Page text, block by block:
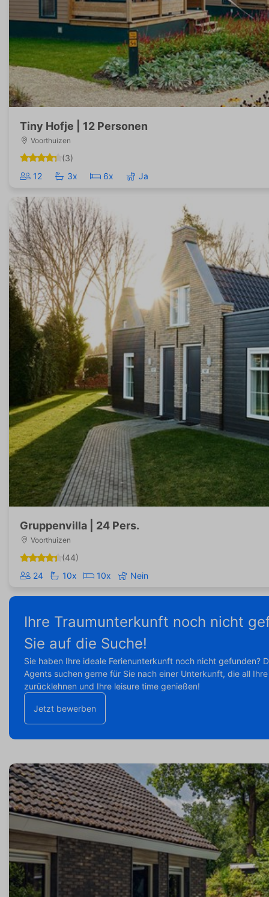
Tiny Hofje | 12 Personen
Voorthuizen
(3)
12
3x 6x Ja
Gruppenvilla | 24 Pers.
Voorthuizen
(44)
24
10x 10x Nein
Ihre Traumunterkunft noch nicht
Sie auf die Suche!
Sie haben Ihre ideale Ferienunterkunft noch nicht gefunden?
Agents suchen gerne für Sie nach einer Unterkunft, die all
zurücklehnen und Ihre leisure time genießen!
Jetzt bewerben